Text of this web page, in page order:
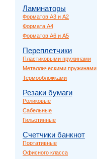
Ламинаторы
Форматов A3 и A2
Формата A4
Форматов A6 и A5
Переплетчики
Пластиковыми пружинами
Металлическими пружинами
Термообложками
Резаки бумаги
Роликовые
Сабельные
Гильотинные
Счетчики банкнот
Портативные
Офисного класса